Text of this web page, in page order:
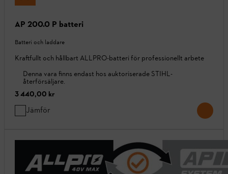
AP 200.0 P batteri
Batteri och laddare
Kraftfullt och hållbart ALLPRO-batteri för professionellt arbete
Denna vara finns endast hos auktoriserade STIHL-
återförsäljare.
3 440,00 kr
Jämför